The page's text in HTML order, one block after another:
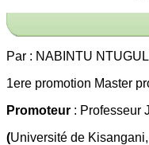
Par : NABINTU
1ere promotion Master
Promoteur : Professeur
(Université de